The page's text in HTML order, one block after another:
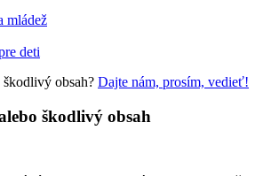
mládež
deti
obsah? Dajte nám, prosím, vedieť!
škodlivý obsah